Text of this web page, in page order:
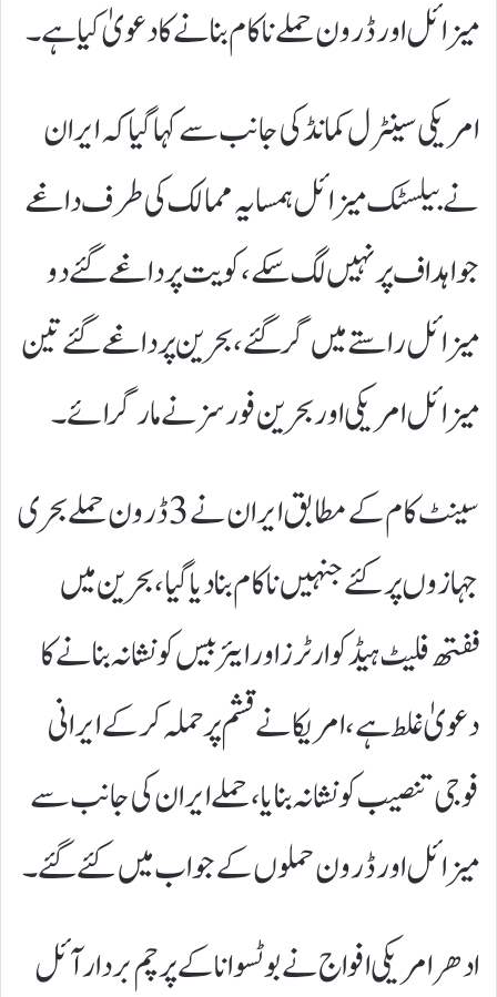
میزائل اور ڈرون حملے ناکام بنانے کا دعویٰ کیا ہے۔
امریکی سینٹرل کمانڈ کی جانب سے کہا گیا کہ ایران
نے بیلسٹک میزائل ہمسایہ ممالک کی طرف داغے
جو اہداف پر نہیں لگ سکے، کویت پر داغے گئے دو
میزائل راستے میں گر گئے، بحرین پر داغے گئے تین
میزائل امریکی اور بحرین فورسز نے مار گرائے۔
سینٹ کام کے مطابق ایران نے 3 ڈرون حملے بحری
جہازوں پر کئے جنہیں ناکام بنا دیا گیا، بحرین میں
ففتھ فلیٹ ہیڈکوارٹرز اور ایئر بیس کو نشانہ بنانے کا
دعویٰ غلط ہے، امریکا نے قشم پر حملہ کر کے ایرانی
فوجی تنصیب کو نشانہ بنایا، حملے ایران کی جانب سے
میزائل اور ڈرون حملوں کے جواب میں کئے گئے۔
ادھر امریکی افواج نے بوٹسوانا کے پرچم بردار آئل